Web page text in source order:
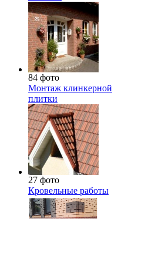
84 фото
Монтаж клинкерной
плитки
27 фото
Кровельные работы